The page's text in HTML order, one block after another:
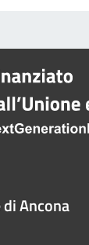
Ancona